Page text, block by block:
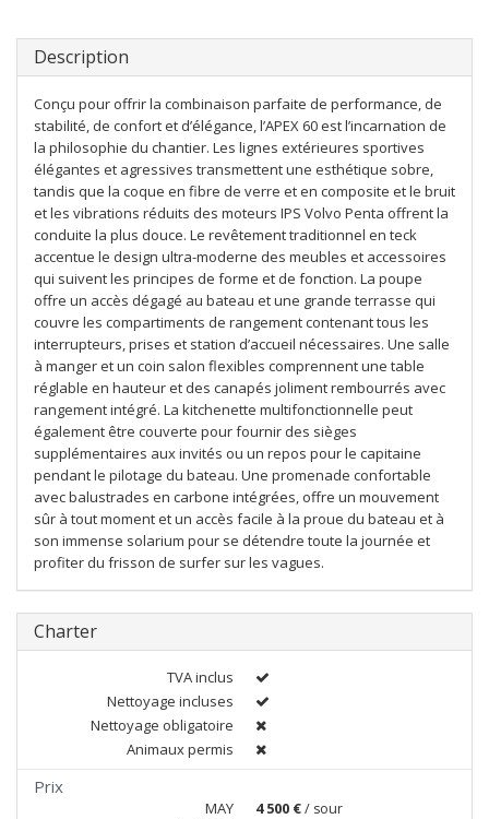
Description
Conçu pour offrir la combinaison parfaite de performance, de
stabilité, de confort et d’élégance, l’APEX 60 est l’incarnation de
la philosophie du chantier. Les lignes extérieures sportives
élégantes et agressives transmettent une esthétique sobre,
tandis que la coque en fibre de verre et en composite et le bruit
et les vibrations réduits des moteurs IPS Volvo Penta offrent la
conduite la plus douce. Le revêtement traditionnel en teck
accentue le design ultra-moderne des meubles et accessoires
qui suivent les principes de forme et de fonction. La poupe
offre un accès dégagé au bateau et une grande terrasse qui
couvre les compartiments de rangement contenant tous les
interrupteurs, prises et station d’accueil nécessaires. Une salle
à manger et un coin salon flexibles comprennent une table
réglable en hauteur et des canapés joliment rembourrés avec
rangement intégré. La kitchenette multifonctionnelle peut
également être couverte pour fournir des sièges
supplémentaires aux invités ou un repos pour le capitaine
pendant le pilotage du bateau. Une promenade confortable
avec balustrades en carbone intégrées, offre un mouvement
sûr à tout moment et un accès facile à la proue du bateau et à
son immense solarium pour se détendre toute la journée et
profiter du frisson de surfer sur les vagues.
Charter
TVA inclus
Nettoyage incluses
Nettoyage obligatoire
Animaux permis
Prix
MAY 4 500 €/ sour